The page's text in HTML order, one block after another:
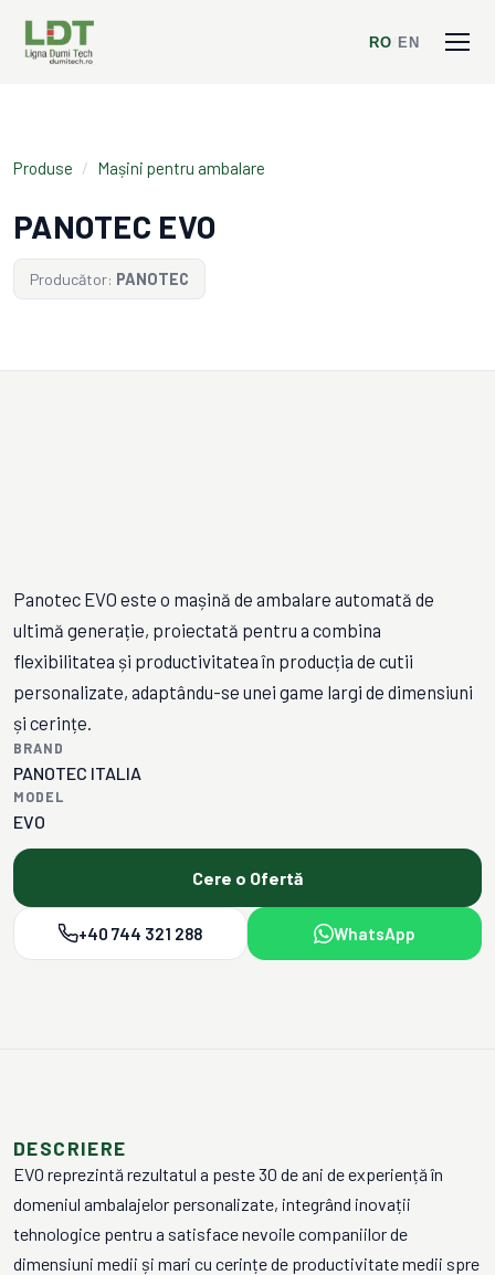
RO EN
Produse / Mașini pentru ambalare
PANOTEC EVO
Producător: PANOTEC
Panotec EVO este o mașină de ambalare automată de
ultimă generație, proiectată pentru a combina
flexibilitatea și productivitatea în producția de cutii
personalizate, adaptându-se unei game largi de dimensiuni
și cerințe.
BRAND
PANOTEC ITALIA
MODEL
EVO
Cere o Ofertă
+40 744 321 288 WhatsApp
DESCRIERE
EVO reprezintă rezultatul a peste 30 de ani de experiență în
domeniul ambalajelor personalizate, integrând inovații
tehnologice pentru a satisface nevoile companiilor de
dimensiuni medii și mari cu cerințe de productivitate medii spre